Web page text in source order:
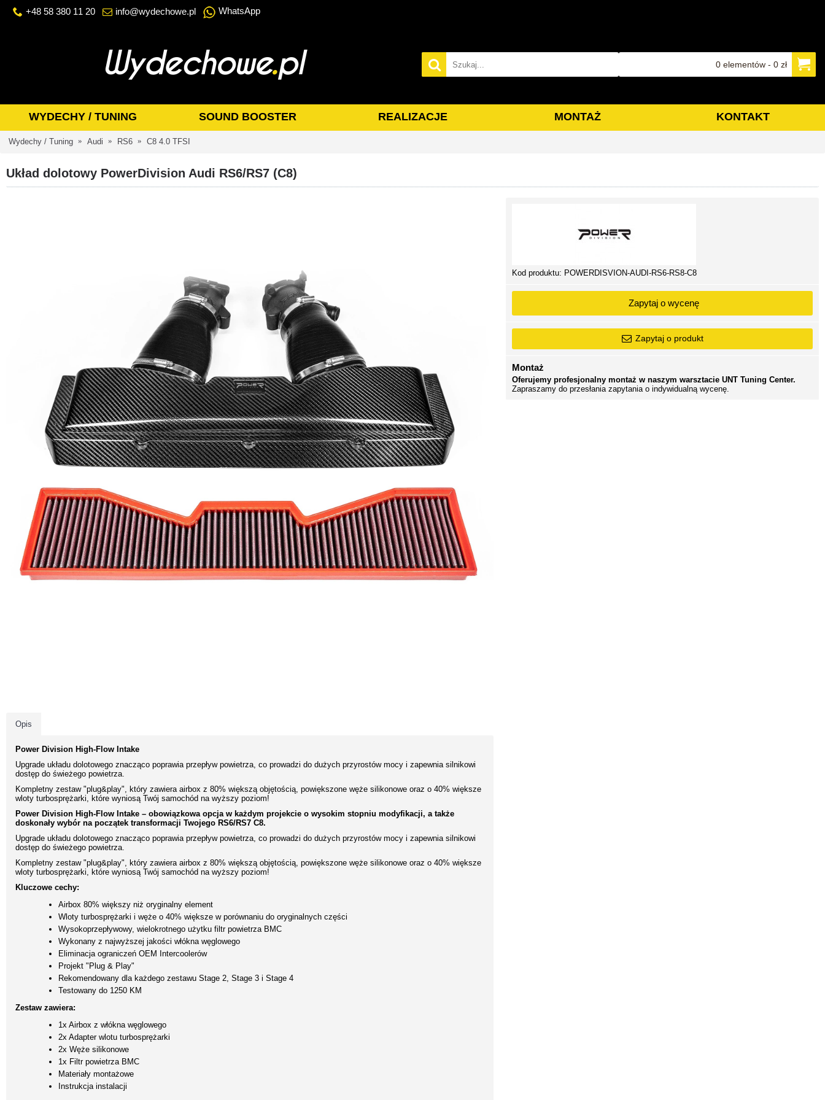
+48 58 380 11 20 info@wydechowe.pl WhatsApp
0 elementów - 0 zł
WYDECHY / TUNING SOUND BOOSTER REALIZACJE MONTAŻ KONTAKT
Wydechy / Tuning Audi RS6 C8 4.0 TFSI
Układ dolotowy PowerDivision Audi RS6/RS7 (C8)
Opis
Power Division High-Flow Intake
Upgrade układu dolotowego znacząco poprawia przepływ powietrza, co prowadzi do dużych przyrostów mocy i zapewnia silnikowi
dostęp do świeżego powietrza.
Kompletny zestaw "plug&play", który zawiera airbox z 80% większą objętością, powiększone węże silikonowe oraz o 40% większe
wloty turbosprężarki, które wyniosą Twój samochód na wyższy poziom!
Power Division High-Flow Intake – obowiązkowa opcja w każdym projekcie o wysokim stopniu modyfikacji, a także
doskonały wybór na początek transformacji Twojego RS6/RS7 C8.
Upgrade układu dolotowego znacząco poprawia przepływ powietrza, co prowadzi do dużych przyrostów mocy i zapewnia silnikowi
dostęp do świeżego powietrza.
Kompletny zestaw "plug&play", który zawiera airbox z 80% większą objętością, powiększone węże silikonowe oraz o 40% większe
wloty turbosprężarki, które wyniosą Twój samochód na wyższy poziom!
Kluczowe cechy:
Airbox 80% większy niż oryginalny element
Wloty turbosprężarki i węże o 40% większe w porównaniu do oryginalnych części
Wysokoprzepływowy, wielokrotnego użytku filtr powietrza BMC
Wykonany z najwyższej jakości włókna węglowego
Eliminacja ograniczeń OEM Intercoolerów
Projekt "Plug & Play"
Rekomendowany dla każdego zestawu Stage 2, Stage 3 i Stage 4
Testowany do 1250 KM
Zestaw zawiera:
1x Airbox z włókna węglowego
2x Adapter wlotu turbosprężarki
2x Węże silikonowe
1x Filtr powietrza BMC
Materiały montażowe
Instrukcja instalacji
Kod produktu: POWERDISVION-AUDI-RS6-RS8-C8
Zapytaj o wycenę
Zapytaj o produkt
Montaż
Oferujemy profesjonalny montaż w naszym warsztacie UNT Tuning Center.
Zapraszamy do przesłania zapytania o indywidualną wycenę.